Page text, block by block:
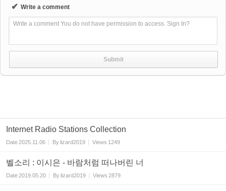
✔ Write a comment
Write a comment You do not have permission to access. Sign In?
Internet Radio Stations Collection
Date2025.11.06 Bylizard2019 Views 1249
벨소리 : 이시은 - 바람처럼 떠나버린 너
Date2019.05.20 Bylizard2019 Views 2879